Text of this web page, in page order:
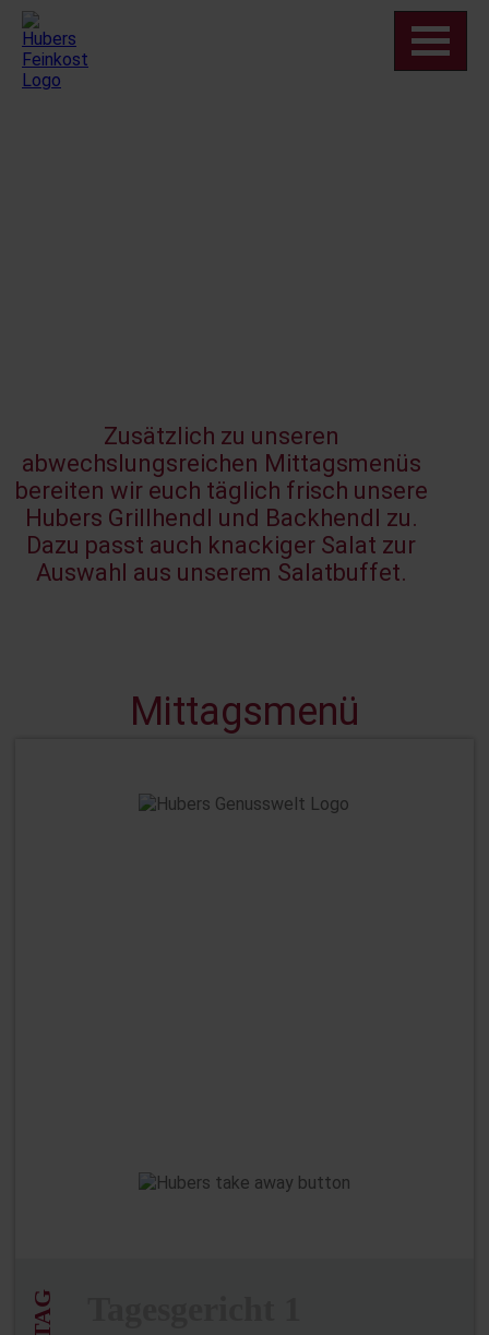
Zusätzlich zu unseren
abwechslungsreichen Mittagsmenüs
bereiten wir euch täglich frisch unsere
Hubers Grillhendl und Backhendl zu.
Dazu passt auch knackiger Salat zur
Auswahl aus unserem Salatbuffet.
Mittagsmenü